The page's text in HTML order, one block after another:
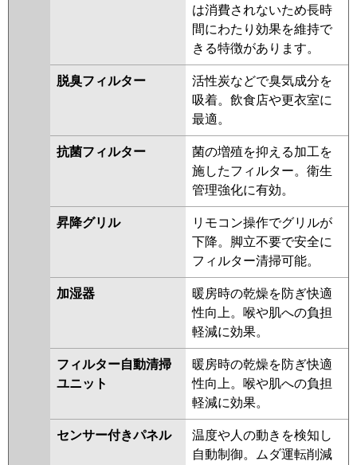
は消費されないため長時
間にわたり効果を維持で
きる特徴があります。
脱臭フィルター
活性炭などで臭気成分を
吸着。飲食店や更衣室に
最適。
抗菌フィルター
菌の増殖を抑える加工を
施したフィルター。衛生
管理強化に有効。
昇降グリル
リモコン操作でグリルが
下降。脚立不要で安全に
フィルター清掃可能。
加湿器
暖房時の乾燥を防ぎ快適
性向上。喉や肌への負担
軽減に効果。
フィルター自動清掃
ユニット
暖房時の乾燥を防ぎ快適
性向上。喉や肌への負担
軽減に効果。
センサー付きパネル
温度や人の動きを検知し
自動制御。ムダ運転削減